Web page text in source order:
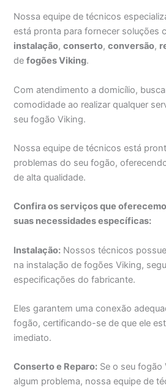
Nossa equipe de técnicos
está pronta para fornecer soluções
instalação,conserto,conversão,
defogões Viking.
Com atendimento a domicílio,
comodidade ao realizar qualquer
seu fogão Viking.
Nossa equipe de técnicos está
problemas do seu fogão,
de alta qualidade.
Confira os serviços que
suas necessidades específicas:
Instalação: Nossos técnicos
na instalação de fogões Viking,
especificações do fabricante.
Eles garantem uma conexão
fogão, certificando-se de que ele
imediato.
Conserto e Reparo: Se o seu
algum problema, nossa equipe de